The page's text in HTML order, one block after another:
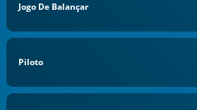
Jogo De Balançar
Piloto